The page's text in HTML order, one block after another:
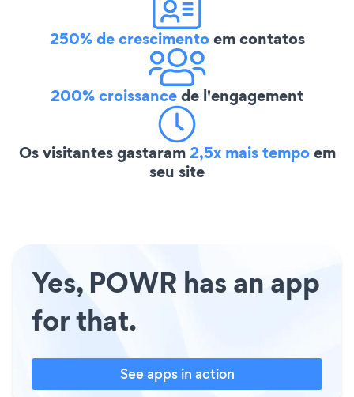
250% de crescimentoem contatos
200% croissancede l'engagement
Os visitantes gastaram2,5x mais tempoem
seu site
Yes, POWR has an app
for that.
See apps in action